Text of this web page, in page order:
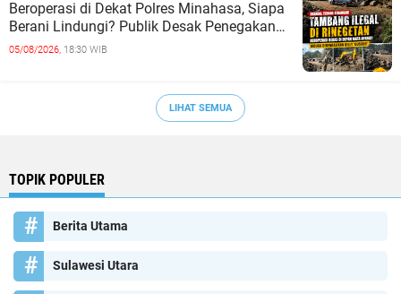
Beroperasi di Dekat Polres Minahasa, Siapa
Berani Lindungi? Publik Desak Penegakan
Hukum Tanpa Tebang Pilih
05/08/2026, 18:30 WIB
LIHAT SEMUA
TOPIK POPULER
Berita Utama
Sulawesi Utara